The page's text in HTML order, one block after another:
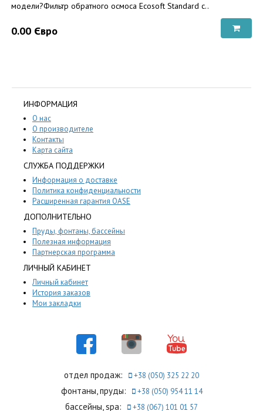
модели?Фильтр обратного осмоса Ecosoft Standard с..
0.00 Євро
ИНФОРМАЦИЯ
О нас
О производителе
Контакты
Карта сайта
СЛУЖБА ПОДДЕРЖКИ
Информация о доставке
Политика конфиденциальности
Расширенная гарантия OASE
ДОПОЛНИТЕЛЬНО
Пруды, фонтаны, бассейны
Полезная информация
Партнерская программа
ЛИЧНЫЙ КАБИНЕТ
Личный кабинет
История заказов
Мои закладки
отдел продаж: +38 (050) 325 22 20
фонтаны, пруды: +38 (050) 954 11 14
бассейны, spa: +38 (067) 101 01 57